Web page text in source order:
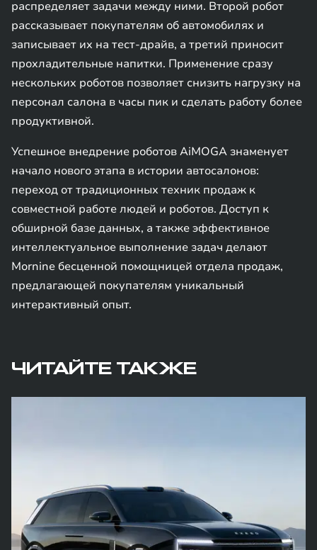
распределяет задачи между ними. Второй робот
рассказывает покупателям об автомобилях и
записывает их на тест-драйв, а третий приносит
прохладительные напитки. Применение сразу
нескольких роботов позволяет снизить нагрузку на
персонал салона в часы пик и сделать работу более
продуктивной.
Успешное внедрение роботов AiMOGA знаменует
начало нового этапа в истории автосалонов:
переход от традиционных техник продаж к
совместной работе людей и роботов. Доступ к
обширной базе данных, а также эффективное
интеллектуальное выполнение задач делают
Mornine бесценной помощницей отдела продаж,
предлагающей покупателям уникальный
интерактивный опыт.
ЧИТАЙТЕ ТАКЖЕ